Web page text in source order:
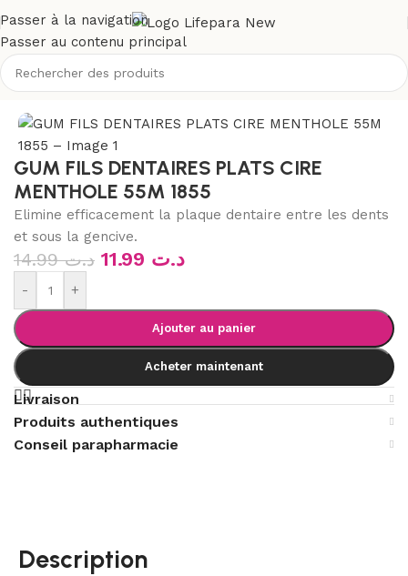
Passer à la navigation
Passer au contenu principal
Soins buccodentaires/Fil dentaire, brossette & accessoires
GUM FILS DENTAIRES PLATS CIRE
MENTHOLE 55M 1855
Elimine efficacement la plaque dentaire entre les dents
et sous la gencive.
د.ت14.99 د.ت
- +
Ajouter au panier
Acheter maintenant
Livraison
Produits authentiques
Conseil parapharmacie
Description